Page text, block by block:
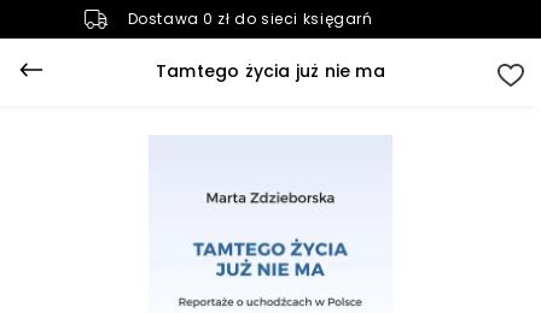
Dostawa 0 zł do sieci księgarń
Tamtego życia już nie ma